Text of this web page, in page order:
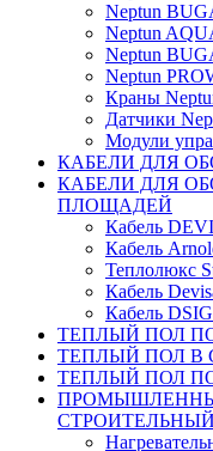
Neptun
Neptun
Neptun
Neptun
Краны
Датчики
Модули
КАБЕЛИ ДЛЯ
КАБЕЛИ ДЛЯ
ПЛОЩАДЕЙ
Кабель
Кабель
Теплолюкс
Кабель
Кабель
ТЕПЛЫЙ ПОЛ
ТЕПЛЫЙ ПОЛ В
ТЕПЛЫЙ ПОЛ